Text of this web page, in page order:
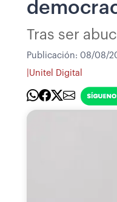
Tras ser
Publicación: 08/08/
Unitel Digital